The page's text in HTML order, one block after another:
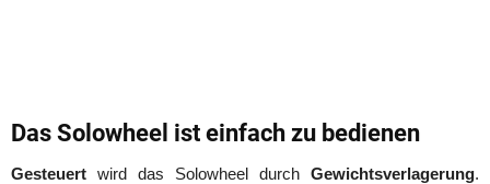
Das Solowheel ist einfach zu bedienen
Gesteuert wird das Solowheel durch Gewichtsverlagerung.